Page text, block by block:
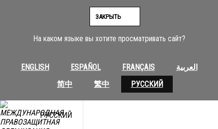
На каком языке вы хотите просматривать сайт?
ENGLISH ESPAÑOL FRANÇAIS
العربية
简中
繁中 РУССКИЙ
ЗАКРЫТЬ
РУССКИЙ